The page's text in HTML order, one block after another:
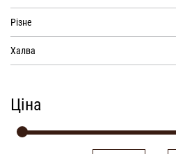
Різне
Халва
Ціна